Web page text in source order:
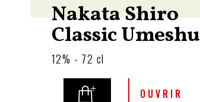
Nakata Shiro
Classic Umeshu
12% - 72 cl
OUVRIR